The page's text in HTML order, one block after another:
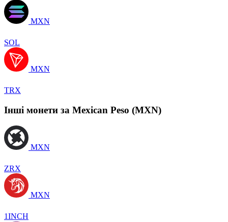
MXN
SOL
MXN
TRX
Інші монети за Mexican Peso (MXN)
MXN
ZRX
MXN
1INCH